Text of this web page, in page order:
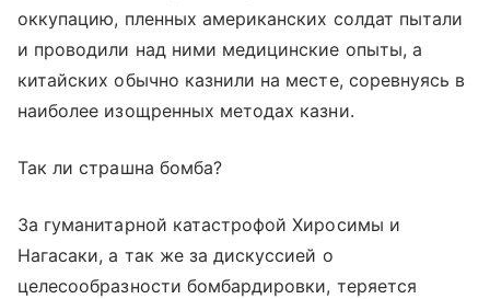
оккупацию, пленных американских солдат пытали
и проводили над ними медицинские опыты, а
китайских обычно казнили на месте, соревнуясь в
наиболее изощренных методах казни.
Так ли страшна бомба?
За гуманитарной катастрофой Хиросимы и
Нагасаки, а так же за дискуссией о
целесообразности бомбардировки, теряется